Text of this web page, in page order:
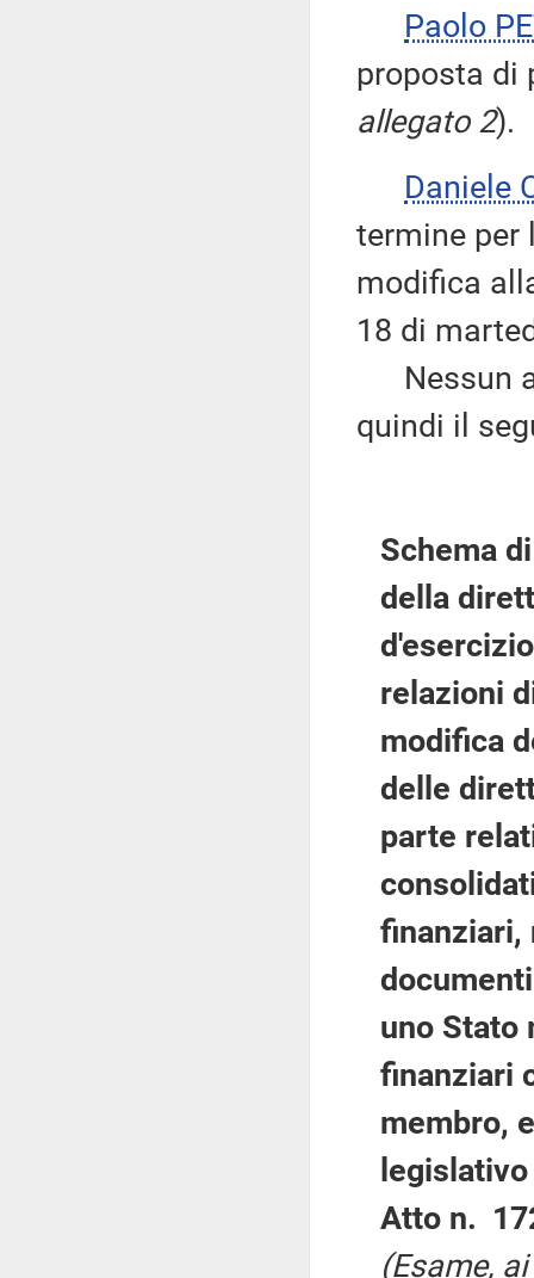
Paolo
proposta di
allegato 2).
Daniele
termine per
modifica
18 di
Nessun
quindi il
Schema
della
relazioni
modifica
delle
parte
finanziari,
uno Stato
finanziari
membro,
Atto n.
(Esame,